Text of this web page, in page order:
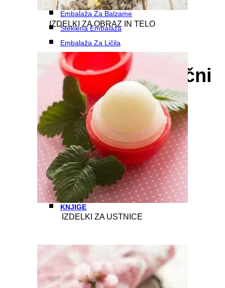
Embalaža Za Balzame
Steklena Embalaža
Embalaža Za Ličila
Darilni in praznični
program
Darilne Vrečke
Darilne Vrečke
USTVARJALNI SETI
USTVARJALNI SETI
KNJIGE
KNJIGE
IZDELKI ZA OBRAZ IN TELO
IZDELKI ZA USTNICE